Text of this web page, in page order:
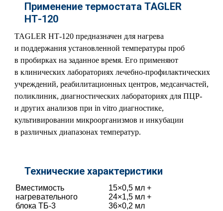
Применение термостата TAGLER
НТ-120
TAGLER НТ-120 предназначен для нагрева
и поддержания установленной температуры проб
в пробирках на заданное время. Его применяют
в клинических лабораториях лечебно-профилактических
учреждений, реабилитационных центров, медсанчастей,
поликлиник, диагностических лабораториях для ПЦР-
и других анализов при in vitro диагностике,
культивировании микроорганизмов и инкубации
в различных диапазонах температур.
Технические характеристики
Вместимость
нагревательного
блока ТБ-3
15×0,5 мл +
24×1,5 мл +
36×0,2 мл